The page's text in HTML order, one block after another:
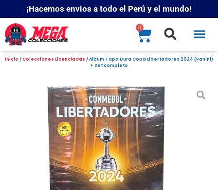
¡Hacemos envios a todo el Perú y el mundo!
0
Inicio /Colecciones Licenciadas / Álbum Tapa Dura Copa Libertadores 2024 (Panini)
+ Set completo